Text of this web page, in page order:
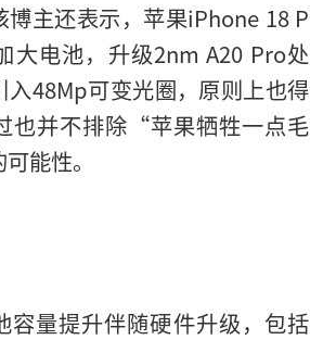
博主还表示，苹果iPhone 18 P
大电池，升级2nm A20 Pro处
入48Mp可变光圈，原则上也得
也并不排除“苹果牺牲一点毛
能性。
容量提升伴随硬件升级，包括